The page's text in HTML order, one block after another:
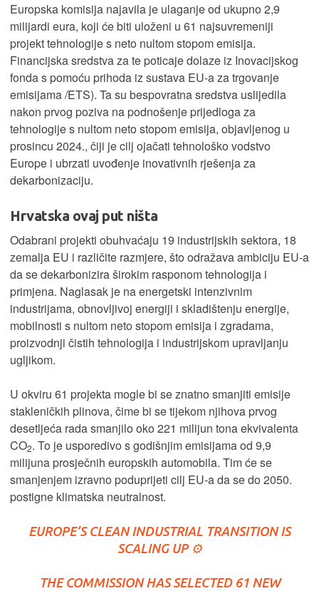
Europska komisija najavila je ulaganje od ukupno 2,9
milijardi eura, koji će biti uloženi u 61 najsuvremeniji
projekt tehnologije s neto nultom stopom emisija.
Financijska sredstva za te poticaje dolaze iz Inovacijskog
fonda s pomoću prihoda iz sustava EU-a za trgovanje
emisijama /ETS). Ta su bespovratna sredstva uslijedila
nakon prvog poziva na podnošenje prijedloga za
tehnologije s nultom neto stopom emisija, objavljenog u
prosincu 2024., čiji je cilj ojačati tehnološko vodstvo
Europe i ubrzati uvođenje inovativnih rješenja za
dekarbonizaciju.
Hrvatska ovaj put ništa
Odabrani projekti obuhvaćaju 19 industrijskih sektora, 18
zemalja EU i različite razmjere, što odražava ambiciju EU-a
da se dekarbonizira širokim rasponom tehnologija i
primjena. Naglasak je na energetski intenzivnim
industrijama, obnovljivoj energiji i skladištenju energije,
mobilnosti s nultom neto stopom emisija i zgradama,
proizvodnji čistih tehnologija i industrijskom upravljanju
ugljikom.
U okviru 61 projekta mogle bi se znatno smanjiti emisije
stakleničkih plinova, čime bi se tijekom njihova prvog
desetljeća rada smanjilo oko 221 milijun tona ekvivalenta
CO2. To je usporedivo s godišnjim emisijama od 9,9
milijuna prosječnih europskih automobila. Tim će se
smanjenjem izravno poduprijeti cilj EU-a da se do 2050.
postigne klimatska neutralnost.
EUROPE’S CLEAN INDUSTRIAL TRANSITION IS
SCALING UP ⚙️
THE COMMISSION HAS SELECTED 61 NEW